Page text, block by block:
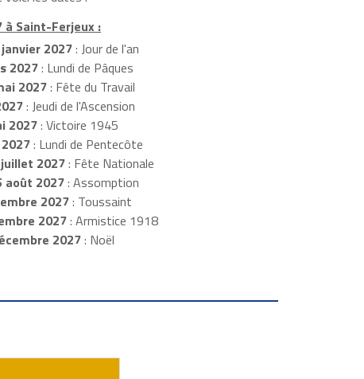
à Saint-Ferjeux :
2027: Jour de l'an
2027: Lundi de Pâques
2027: Fête du Travail
: Jeudi de l'Ascension
2027: Victoire 1945
: Lundi de Pentecôte
2027: Fête Nationale
août 2027: Assomption
2027: Toussaint
2027: Armistice 1918
2027: Noël